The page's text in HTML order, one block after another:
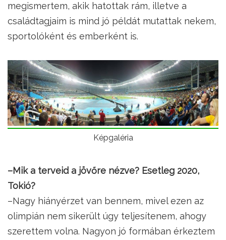
megismertem, akik hatottak rám, illetve a
családtagjaim is mind jó példát mutattak nekem,
sportolóként és emberként is.
Képgaléria
–Mik a terveid a jövőre nézve? Esetleg 2020,
Tokió?
–Nagy hiányérzet van bennem, mivel ezen az
olimpián nem sikerült úgy teljesítenem, ahogy
szerettem volna. Nagyon jó formában érkeztem